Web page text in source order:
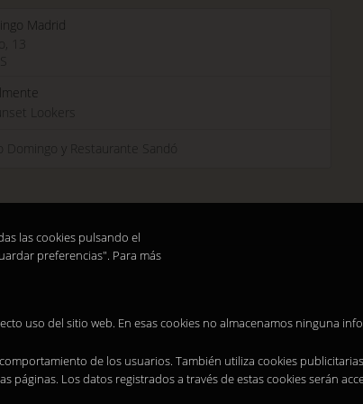
Madrid
13
Lookers
Domingo y Restaurante Sandó
las cookies pulsando el
preferencias". Para más
uso del sitio web. En esas cookies no almacenamos ninguna
de los usuarios. También utiliza cookies
Los datos registrados a través de estas cookies serán